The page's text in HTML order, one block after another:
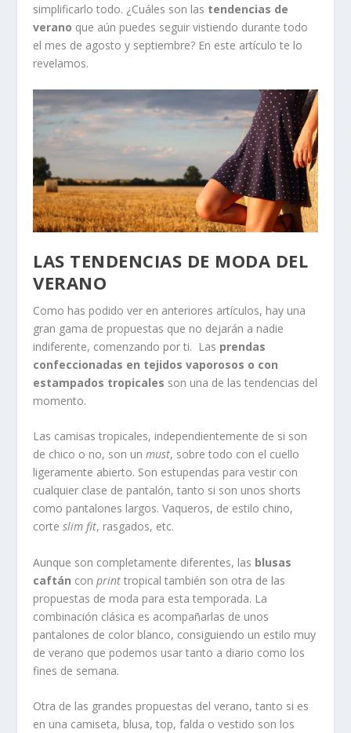
simplificarlo todo. ¿Cuáles son las tendencias de
verano que aún puedes seguir vistiendo durante todo
el mes de agosto y septiembre? En este artículo te lo
revelamos.
LAS TENDENCIAS DE MODA DEL
VERANO
Como has podido ver en anteriores artículos, hay una
gran gama de propuestas que no dejarán a nadie
indiferente, comenzando por ti. Las prendas
confeccionadas en tejidos vaporosos o con
estampados tropicales son una de las tendencias del
momento.
Las camisas tropicales, independientemente de si son
de chico o no, son unmust, sobre todo con el cuello
ligeramente abierto. Son estupendas para vestir con
cualquier clase de pantalón, tanto si son unos shorts
como pantalones largos. Vaqueros, de estilo chino,
corteslim fit, rasgados, etc.
Aunque son completamente diferentes, las blusas
caftán conprint tropical también son otra de las
propuestas de moda para esta temporada. La
combinación clásica es acompañarlas de unos
pantalones de color blanco, consiguiendo un estilo muy
de verano que podemos usar tanto a diario como los
fines de semana.
Otra de las grandes propuestas del verano, tanto si es
en una camiseta, blusa, top, falda o vestido son los